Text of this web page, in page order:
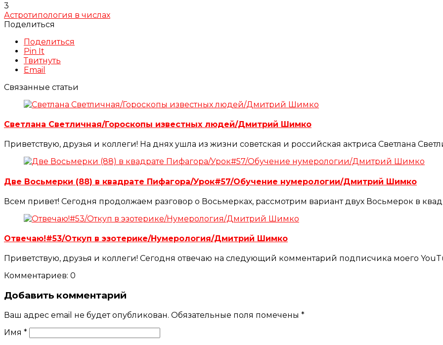
3
Астротипология в числах
Поделиться
Поделиться
Pin It
Твитнуть
Email
Связанные статьи
Светлана Светличная/Гороскопы известных людей/Дмитрий Шимко
Приветствую, друзья и коллеги! На днях ушла из жизни советская и российская актриса Светлана
Две Восьмерки (88) в квадрате Пифагора/Урок#57/Обучение нумерологии/Дмитрий Шимко
Всем привет! Сегодня продолжаем разговор о Восьмерках, рассмотрим вариант двух Восьмерок в
Отвечаю!#53/Откуп в эзотерике/Нумерология/Дмитрий Шимко
Приветствую, друзья и коллеги! Сегодня отвечаю на следующий комментарий подписчика моего
Комментариев: 0
Добавить комментарий
Ваш адрес email не будет опубликован. Обязательные поля помечены *
Имя *